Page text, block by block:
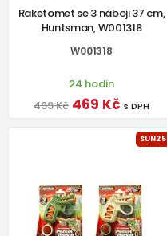
Raketomet se 3 náboji 37 cm,
Huntsman, W001318
W001318
24 hodin
499 Kč 469 Kč s DPH
SUN25